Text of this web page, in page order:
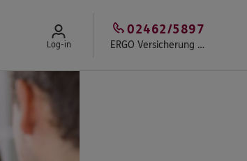
Log-in ERGO Versicherung Andreas Esser
02462/5897